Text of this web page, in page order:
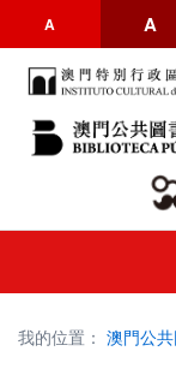
A A
我的位置： 澳門公